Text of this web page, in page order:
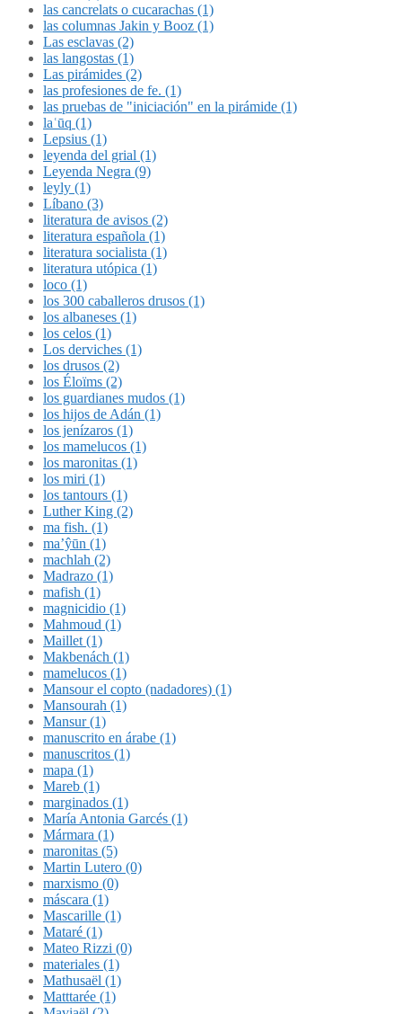
las cancrelats o cucarachas (1)
las columnas Jakin y Booz (1)
Las esclavas (2)
las langostas (1)
Las pirámides (2)
las profesiones de fe. (1)
las pruebas de "iniciación" en la pirámide (1)
laʿūq (1)
Lepsius (1)
leyenda del grial (1)
Leyenda Negra (9)
leyly (1)
Líbano (3)
literatura de avisos (2)
literatura española (1)
literatura socialista (1)
literatura utópica (1)
loco (1)
los 300 caballeros drusos (1)
los albaneses (1)
los celos (1)
Los derviches (1)
los drusos (2)
los Éloïms (2)
los guardianes mudos (1)
los hijos de Adán (1)
los jenízaros (1)
los mamelucos (1)
los maronitas (1)
los miri (1)
los tantours (1)
Luther King (2)
ma fish. (1)
ma’ŷūn (1)
machlah (2)
Madrazo (1)
mafish (1)
magnicidio (1)
Mahmoud (1)
Maillet (1)
Makbenách (1)
mamelucos (1)
Mansour el copto (nadadores) (1)
Mansourah (1)
Mansur (1)
manuscrito en árabe (1)
manuscritos (1)
mapa (1)
Mareb (1)
marginados (1)
María Antonia Garcés (1)
Mármara (1)
maronitas (5)
Martin Lutero (0)
marxismo (0)
máscara (1)
Mascarille (1)
Mataré (1)
Mateo Rizzi (0)
materiales (1)
Mathusaël (1)
Matttarée (1)